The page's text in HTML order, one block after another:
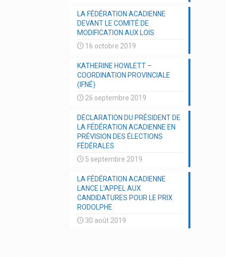
LA FÉDÉRATION ACADIENNE
DEVANT LE COMITÉ DE
MODIFICATION AUX LOIS
16 octobre 2019
KATHERINE HOWLETT –
COORDINATION PROVINCIALE
(IFNÉ)
26 septembre 2019
DÉCLARATION DU PRÉSIDENT DE
LA FÉDÉRATION ACADIENNE EN
PRÉVISION DES ÉLECTIONS
FÉDÉRALES
5 septembre 2019
LA FÉDÉRATION ACADIENNE
LANCE L’APPEL AUX
CANDIDATURES POUR LE PRIX
RODOLPHE
30 août 2019